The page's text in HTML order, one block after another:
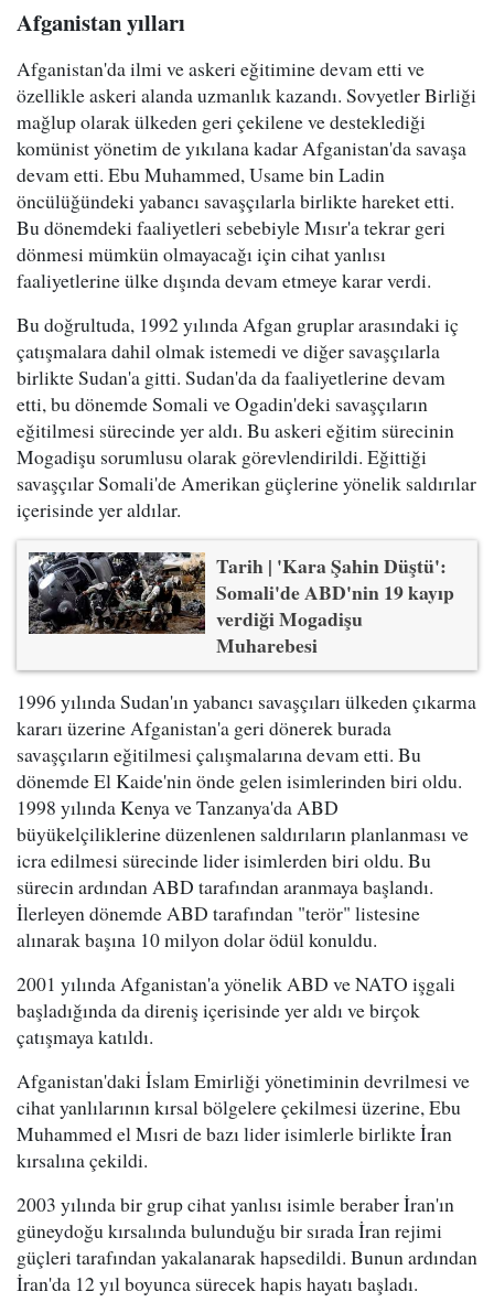
Afganistan yılları
Afganistan'da ilmi ve askeri eğitimine devam etti ve
özellikle askeri alanda uzmanlık kazandı. Sovyetler Birliği
mağlup olarak ülkeden geri çekilene ve desteklediği
komünist yönetim de yıkılana kadar Afganistan'da savaşa
devam etti. Ebu Muhammed, Usame bin Ladin
öncülüğündeki yabancı savaşçılarla birlikte hareket etti.
Bu dönemdeki faaliyetleri sebebiyle Mısır'a tekrar geri
dönmesi mümkün olmayacağı için cihat yanlısı
faaliyetlerine ülke dışında devam etmeye karar verdi.
Bu doğrultuda, 1992 yılında Afgan gruplar arasındaki iç
çatışmalara dahil olmak istemedi ve diğer savaşçılarla
birlikte Sudan'a gitti. Sudan'da da faaliyetlerine devam
etti, bu dönemde Somali ve Ogadin'deki savaşçıların
eğitilmesi sürecinde yer aldı. Bu askeri eğitim sürecinin
Mogadişu sorumlusu olarak görevlendirildi. Eğittiği
savaşçılar Somali'de Amerikan güçlerine yönelik saldırılar
içerisinde yer aldılar.
Tarih | 'Kara Şahin Düştü':
Somali'de ABD'nin 19 kayıp
verdiği Mogadişu
Muharebesi
1996 yılında Sudan'ın yabancı savaşçıları ülkeden çıkarma
kararı üzerine Afganistan'a geri dönerek burada
savaşçıların eğitilmesi çalışmalarına devam etti. Bu
dönemde El Kaide'nin önde gelen isimlerinden biri oldu.
1998 yılında Kenya ve Tanzanya'da ABD
büyükelçiliklerine düzenlenen saldırıların planlanması ve
icra edilmesi sürecinde lider isimlerden biri oldu. Bu
sürecin ardından ABD tarafından aranmaya başlandı.
İlerleyen dönemde ABD tarafından "terör" listesine
alınarak başına 10 milyon dolar ödül konuldu.
2001 yılında Afganistan'a yönelik ABD ve NATO işgali
başladığında da direniş içerisinde yer aldı ve birçok
çatışmaya katıldı.
Afganistan'daki İslam Emirliği yönetiminin devrilmesi ve
cihat yanlılarının kırsal bölgelere çekilmesi üzerine, Ebu
Muhammed el Mısri de bazı lider isimlerle birlikte İran
kırsalına çekildi.
2003 yılında bir grup cihat yanlısı isimle beraber İran'ın
güneydoğu kırsalında bulunduğu bir sırada İran rejimi
güçleri tarafından yakalanarak hapsedildi. Bunun ardından
İran'da 12 yıl boyunca sürecek hapis hayatı başladı.